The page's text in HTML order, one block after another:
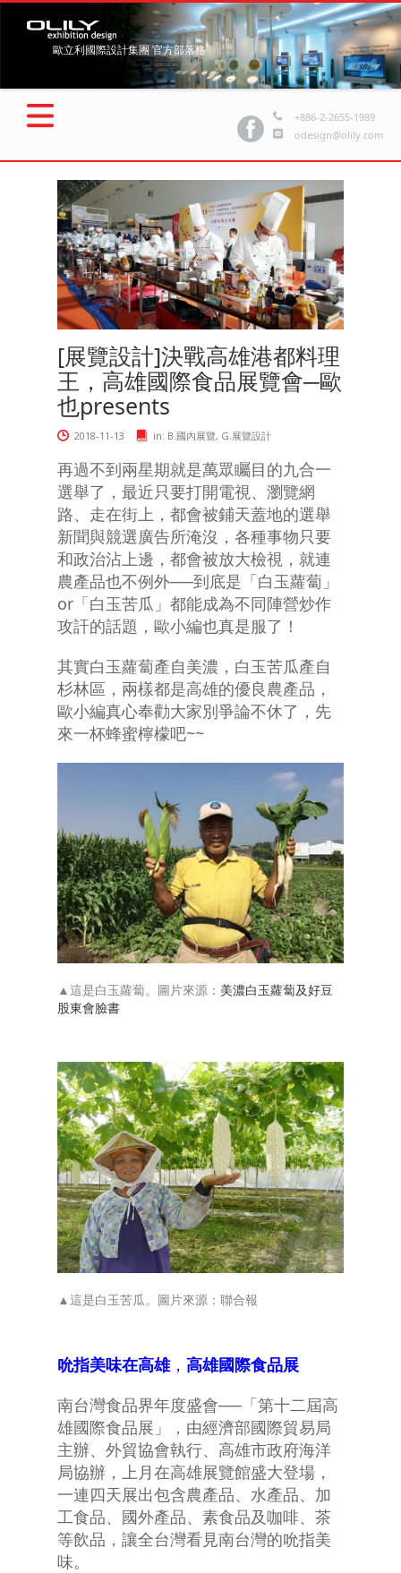
歐立利國際設計集團 官方部落格
+886-2-2655-1989
odesign@olily.com
[展覽設計]決戰高雄港都料理
王，高雄國際食品展覽會─歐
也presents
2018-11-13 in: B.國內展覽, G.展覽設計
再過不到兩星期就是萬眾矚目的九合一
選舉了，最近只要打開電視、瀏覽網
路、走在街上，都會被鋪天蓋地的選舉
新聞與競選廣告所淹沒，各種事物只要
和政治沾上邊，都會被放大檢視，就連
農產品也不例外──到底是「白玉蘿蔔」
or「白玉苦瓜」都能成為不同陣營炒作
攻訐的話題，歐小編也真是服了！
其實白玉蘿蔔產自美濃，白玉苦瓜產自
杉林區，兩樣都是高雄的優良農產品，
歐小編真心奉勸大家別爭論不休了，先
來一杯蜂蜜檸檬吧~~
▲這是白玉蘿蔔。圖片來源： 美濃白玉蘿蔔及好豆
股東會臉書
▲這是白玉苦瓜。圖片來源： 聯合報
吮指美味在高雄， 高雄國際食品展
南台灣食品界年度盛會──「第十二屆高
雄國際食品展」，由經濟部國際貿易局
主辦、外貿協會執行、高雄市政府海洋
局協辦，上月在高雄展覽館盛大登場，
一連四天展出包含農產品、水產品、加
工食品、國外產品、素食品及咖啡、茶
等飲品，讓全台灣看見南台灣的吮指美
味。